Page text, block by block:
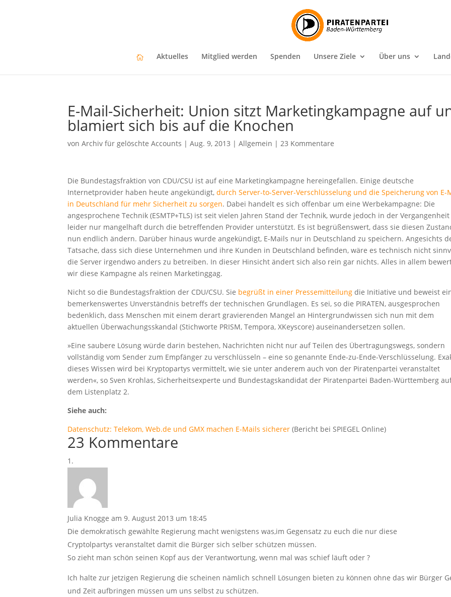
Aktuelles Mitglied werden Spenden Unsere Ziele Über uns
E-Mail-Sicherheit: Union sitzt Marketingkampagne auf
blamiert sich bis auf die Knochen
vonArchiv für gelöschte Accounts |Aug. 9, 2013 |Allgemein |23 Kommentare
Die Bundestagsfraktion von CDU/CSU ist auf eine Marketingkampagne hereingefallen. Einige deutsche
Internetprovider haben heute angekündigt,durch Server-to-Server-Verschlüsselung und die Speicherung von E-
in Deutschland für mehr Sicherheit zu sorgen. Dabei handelt es sich offenbar um eine Werbekampagne: Die
angesprochene Technik (ESMTP+TLS) ist seit vielen Jahren Stand der Technik, wurde jedoch in der Vergangenheit
leider nur mangelhaft durch die betreffenden Provider unterstützt. Es ist begrüßenswert, dass sie diesen
nun endlich ändern. Darüber hinaus wurde angekündigt, E-Mails nur in Deutschland zu speichern. Angesichts
Tatsache, dass sich diese Unternehmen und ihre Kunden in Deutschland befinden, wäre es technisch nicht
die Server irgendwo anders zu betreiben. In dieser Hinsicht ändert sich also rein gar nichts. Alles in allem
wir diese Kampagne als reinen Marketinggag.
Nicht so die Bundestagsfraktion der CDU/CSU. Sie begrüßt in einer Pressemitteilung die Initiative und beweist
bemerkenswertes Unverständnis betreffs der technischen Grundlagen. Es sei, so die PIRATEN, ausgesprochen
bedenklich, dass Menschen mit einem derart gravierenden Mangel an Hintergrundwissen sich nun mit dem
aktuellen Überwachungsskandal (Stichworte PRISM, Tempora, XKeyscore) auseinandersetzen sollen.
»Eine saubere Lösung würde darin bestehen, Nachrichten nicht nur auf Teilen des Übertragungswegs, sondern
vollständig vom Sender zum Empfänger zu verschlüsseln – eine so genannte Ende-zu-Ende-Verschlüsselung.
dieses Wissen wird bei Kryptopartys vermittelt, wie sie unter anderem auch von der Piratenpartei veranstaltet
werden«, so Sven Krohlas, Sicherheitsexperte und Bundestagskandidat der Piratenpartei Baden-Württemberg
dem Listenplatz 2.
Siehe auch:
Datenschutz: Telekom, Web.de und GMX machen E-Mails sicherer (Bericht bei SPIEGEL Online)
23 Kommentare
Julia Knogge am 9. August 2013 um 18:45
Die demokratisch gewählte Regierung macht wenigstens was,im Gegensatz zu euch die nur diese
Cryptolpartys veranstaltet damit die Bürger sich selber schützen müssen.
So zieht man schön seinen Kopf aus der Verantwortung, wenn mal was schief läuft oder ?
Ich halte zur jetzigen Regierung die scheinen nämlich schnell Lösungen bieten zu können ohne das wir Bürger
und Zeit aufbringen müssen um uns selbst zu schützen.